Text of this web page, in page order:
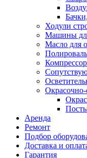
Ходули
Машины
Масло для
Аренда
Ремонт
Подбор
Доставка и
Гарантия